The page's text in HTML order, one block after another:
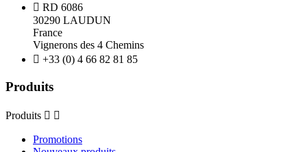
 RD 6086
30290 LAUDUN
France
Vignerons des 4 Chemins
 +33 (0) 4 66 82 81 85
Produits
Produits  
Promotions